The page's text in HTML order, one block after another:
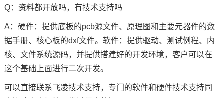
Q：资料都开放吗，有技术支持吗
A：硬件：提供底板的pcb源文件、原理图和主要元器件的数
据手册、核心板的dxf文件。软件：提供驱动、测试例程、内
核、文件系统源码，并提供搭建好的开发环境，客户可以在
这个基础上面进行二次开发。
可以直接联系飞凌技术支持，专门的软件和硬件技术支持同